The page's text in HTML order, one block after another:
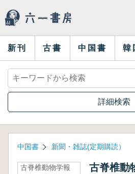
新刊 古書 中国書 韓
詳細検索
中国書 新聞・雑誌(定期購読）
古脊椎動物学報
古脊椎